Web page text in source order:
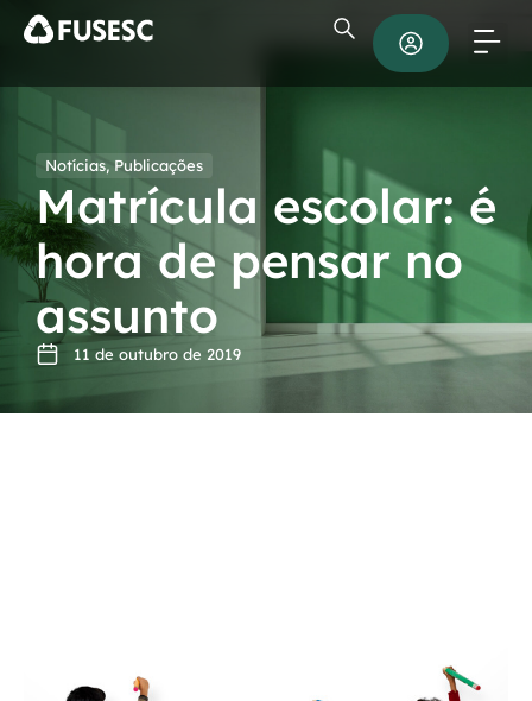
Notícias, Publicações
Matrícula escolar: é
hora de pensar no
assunto
11 de outubro de 2019